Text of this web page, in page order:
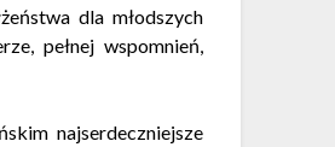
dla młodszych
pełnej wspomnień,
najserdeczniejsze